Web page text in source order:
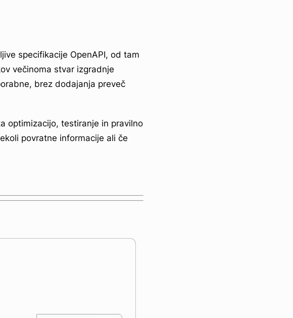
specifikacije OpenAPI, od tam
večinoma stvar izgradnje
brez dodajanja preveč
optimizacijo, testiranje in pravilno
povratne informacije ali če